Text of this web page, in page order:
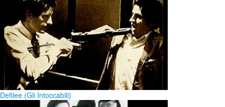
Defilee (Gli Intoccabili)